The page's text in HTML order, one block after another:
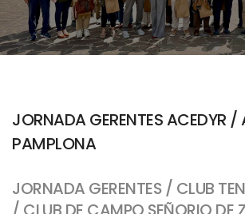
JORNADA GERENTES ACEDYR
PAMPLONA
JORNADA GERENTES / CLUB